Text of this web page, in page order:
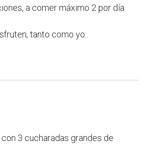
a comer máximo 2 por día.
tanto como yo..
3 cucharadas grandes de